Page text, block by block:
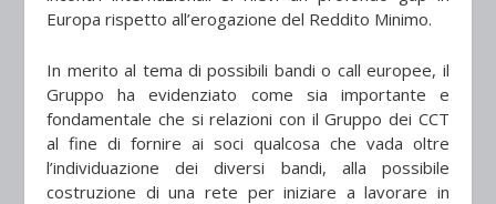
Europa rispetto all’erogazione del Reddito Minimo.
In merito al tema di possibili bandi o call europee, il
Gruppo ha evidenziato come sia importante e
fondamentale che si relazioni con il Gruppo dei CCT
al fine di fornire ai soci qualcosa che vada oltre
l’individuazione dei diversi bandi, alla possibile
costruzione di una rete per iniziare a lavorare in